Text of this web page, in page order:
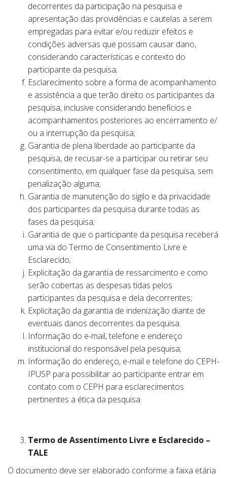
decorrentes da participação na pesquisa e
apresentação das providências e cautelas a serem
empregadas para evitar e/ou reduzir efeitos e
condições adversas que possam causar dano,
considerando características e contexto do
participante da pesquisa;
Esclarecimento sobre a forma de acompanhamento
e assistência a que terão direito os participantes da
pesquisa, inclusive considerando benefícios e
acompanhamentos posteriores ao encerramento e/
ou a interrupção da pesquisa;
Garantia de plena liberdade ao participante da
pesquisa, de recusar-se a participar ou retirar seu
consentimento, em qualquer fase da pesquisa, sem
penalização alguma;
Garantia de manutenção do sigilo e da privacidade
dos participantes da pesquisa durante todas as
fases da pesquisa;
Garantia de que o participante da pesquisa receberá
uma via do Termo de Consentimento Livre e
Esclarecido;
Explicitação da garantia de ressarcimento e como
serão cobertas as despesas tidas pelos
participantes da pesquisa e dela decorrentes;
Explicitação da garantia de indenização diante de
eventuais danos decorrentes da pesquisa.
Informação do e-mail, telefone e endereço
institucional do responsável pela pesquisa;
Informação do endereço, e-mail e telefone do CEPH-
IPUSP para possibilitar ao participante entrar em
contato com o CEPH para esclarecimentos
pertinentes a ética da pesquisa.
Termo de Assentimento Livre e Esclarecido –
TALE
O documento deve ser elaborado conforme a faixa etária